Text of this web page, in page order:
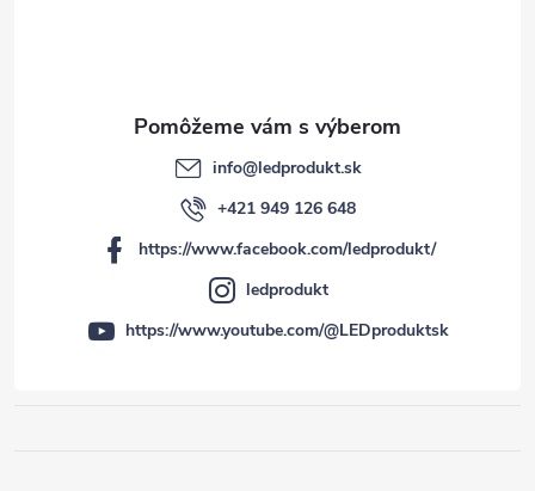
info@ledprodukt.sk
+421 949 126 648
https://www.facebook.com/ledprodukt/
ledprodukt
https://www.youtube.com/@LEDproduktsk